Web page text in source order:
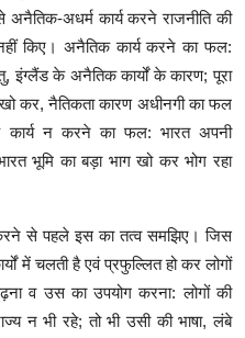
अधर्म कार्य करने राजनीति की
किए। अनैतिक कार्य करने का फल:
इंग्लैंड के अनैतिक कार्यों के कारण; पूरा
कर, नैतिकता कारण अधीनगी का फल
कार्य न करने का फल: भारत अपनी
भूमि का बड़ा भाग खो कर भोग रहा
से पहले इस का तत्व समझिए। जिस
में चलती है एवं प्रफुल्लित हो कर लोगों
व उस का उपयोग करना: लोगों की
न भी रहे; तो भी उसी की भाषा, लंबे